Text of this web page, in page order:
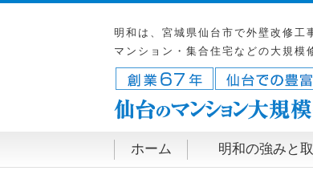
明和は、宮城県仙台市で外壁改修工
マンション・集合住宅などの大規模
ホーム 明和の強みと